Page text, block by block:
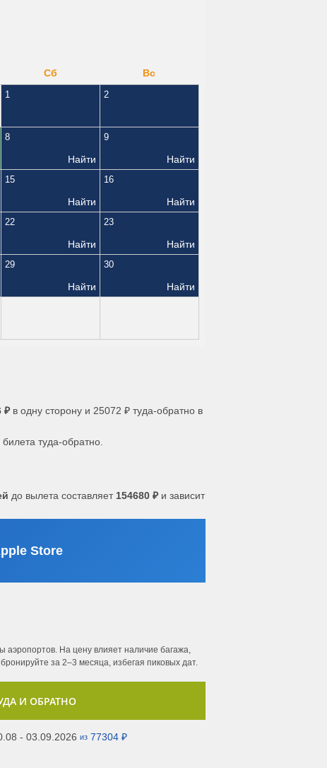
Сб Вс
1 2
8
Найти
9
Найти
15
Найти
16
Найти
22
Найти
23
Найти
29
Найти
30
Найти
₽ в одну сторону и 25072 ₽ туда-обратно в
туда-обратно.
до вылета составляет 154680 ₽ и зависит
Store
На цену влияет наличие багажа,
за 2–3 месяца, избегая пиковых дат.
И ОБРАТНО
- 03.09.2026 из 77304 ₽